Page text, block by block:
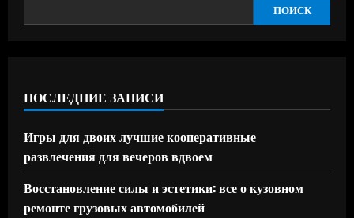
ПОИСК
ПОСЛЕДНИЕ ЗАПИСИ
Игры для двоих лучшие кооперативные
развлечения для вечеров вдвоем
Восстановление силы и эстетики: все о кузовном
ремонте грузовых автомобилей